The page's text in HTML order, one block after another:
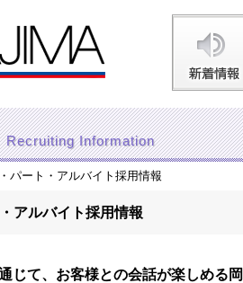
Recruiting Information
パート・アルバイト採用情報
アルバイト採用情報
じて、お客様との会話が楽しめる